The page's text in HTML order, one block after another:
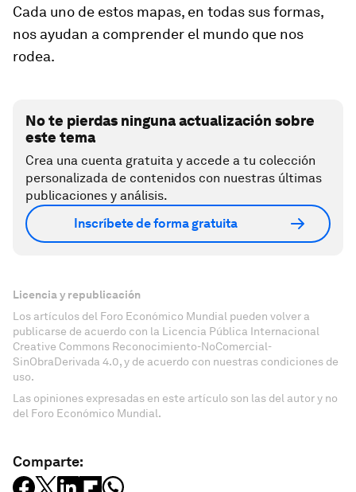
Cada uno de estos mapas, en todas sus formas,
nos ayudan a comprender el mundo que nos
rodea.
No te pierdas ninguna actualización sobre
este tema
Crea una cuenta gratuita y accede a tu colección
personalizada de contenidos con nuestras últimas
publicaciones y análisis.
Inscríbete de forma gratuita
Licencia y republicación
Los artículos del Foro Económico Mundial pueden volver a
publicarse de acuerdo con la Licencia Pública Internacional
Creative Commons Reconocimiento-NoComercial-
SinObraDerivada 4.0, y de acuerdo con nuestras condiciones de
uso.
Las opiniones expresadas en este artículo son las del autor y no
del Foro Económico Mundial.
Comparte: